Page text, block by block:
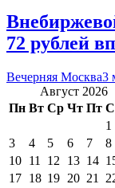
72 рублей
Вечерняя Москва3
Август 2026
Пн Вт Ср Чт Пт
1
3
4 5 6 7 8
10 11 12 13 14
17 18 19 20 21